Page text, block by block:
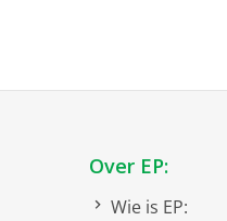
Over EP:
Wie is EP: